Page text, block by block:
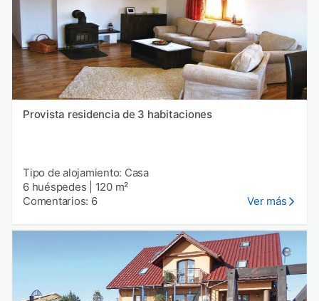
Provista residencia de 3 habitaciones
Tipo de alojamiento: Casa
6 huéspedes
120 m²
Comentarios: 6
Ver más